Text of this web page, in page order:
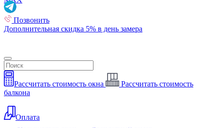
Позвонить
Дополнительная скидка 5% в день замера
Рассчитать стоимость окна
Рассчитать стоимость
балкона
Оплата